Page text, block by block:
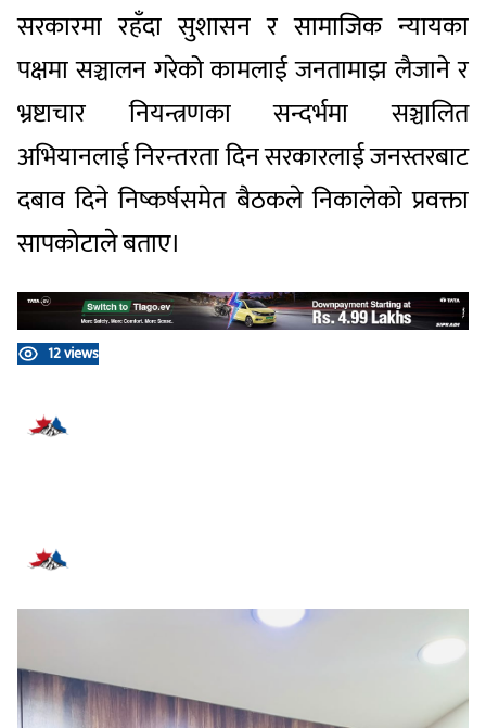
सरकारमा रहँदा सुशासन र सामाजिक न्यायका
पक्षमा सञ्चालन गरेको कामलाई जनतामाझ लैजाने र
भ्रष्टाचार नियन्त्रणका सन्दर्भमा सञ्चालित
अभियानलाई निरन्तरता दिन सरकारलाई जनस्तरबाट
दबाव दिने निष्कर्षसमेत बैठकले निकालेको प्रवक्ता
सापकोटाले बताए।
12 views